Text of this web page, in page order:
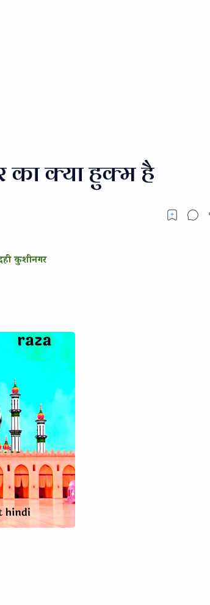
का क्या हुक्म है
कुशीनगर